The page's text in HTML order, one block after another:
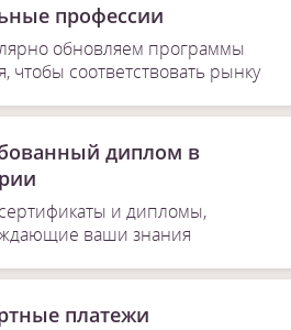
профессии
обновляем программы
чтобы соответствовать рынку
диплом в
и дипломы,
ваши знания
платежи